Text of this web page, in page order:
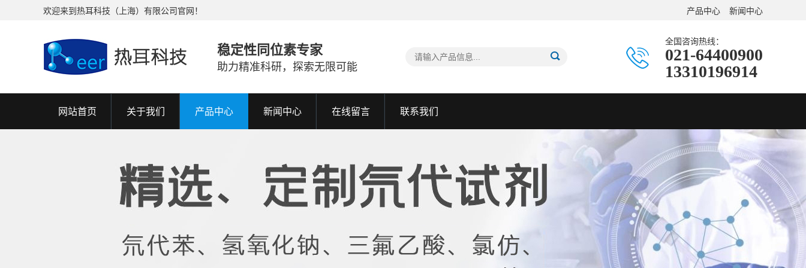
产品中心 新闻中心
欢迎来到热耳科技（上海）有限公司官网！
稳定性同位素专家
助力精准科研，探索无限可能
全国咨询热线：
021-64400900
13310196914
网站首页 关于我们 产品中心 新闻中心 在线留言 联系我们